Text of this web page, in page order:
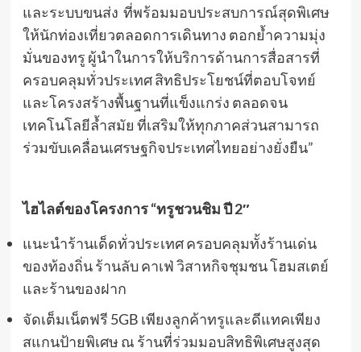
และระบบขนส่ง ที่พร้อมมอบประสบการณ์สุดพิเศษ
ให้นักท่องเที่ยวตลอดการเดินทาง ตอกย้ำความมุ่ง
มั่นของทรู ผู้นำในการให้บริการด้านการสื่อสารที่
ครอบคลุมทั่วประเทศ สิทธิประโยชน์ที่ตอบโจทย์
และโครงสร้างพื้นฐานที่แข็งแกร่ง ตลอดจน
เทคโนโลยีล้ำสมัย ที่เสริมให้ทุกภาคส่วนสามารถ
ร่วมขับเคลื่อนเศรษฐกิจประเทศไทยอย่างยั่งยืน”
ไฮไลต์ของโครงการ “ทรูชวนชิม ปี2″
แนะนำร้านเด็ดทั่วประเทศ ครอบคลุมทั้งร้านเด่น
ของท้องถิ่น ร้านลับ คาเฟ่ วิสาหกิจชุมชน โฮมสเตย์
และร้านของฝาก
จัดเต็มเน็ตฟรี 5GB เพียงลูกค้าทรูและดีแทคเพียง
สแกนป้ายพิเศษ ณ ร้านที่ร่วมมอบสิทธิพิเศษสูงสุด